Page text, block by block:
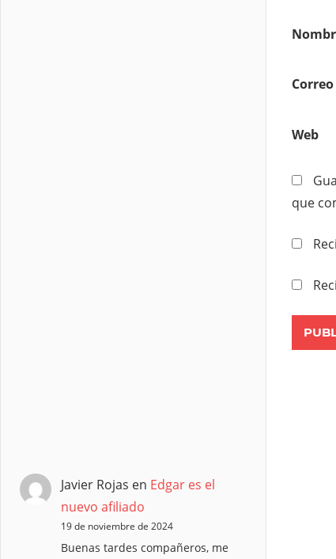
Web
que
Javier Rojas en Edgar es el
nuevo afiliado
19 de noviembre de 2024
Buenas tardes compañeros, me